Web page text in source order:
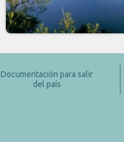
Documentación para salir
del país